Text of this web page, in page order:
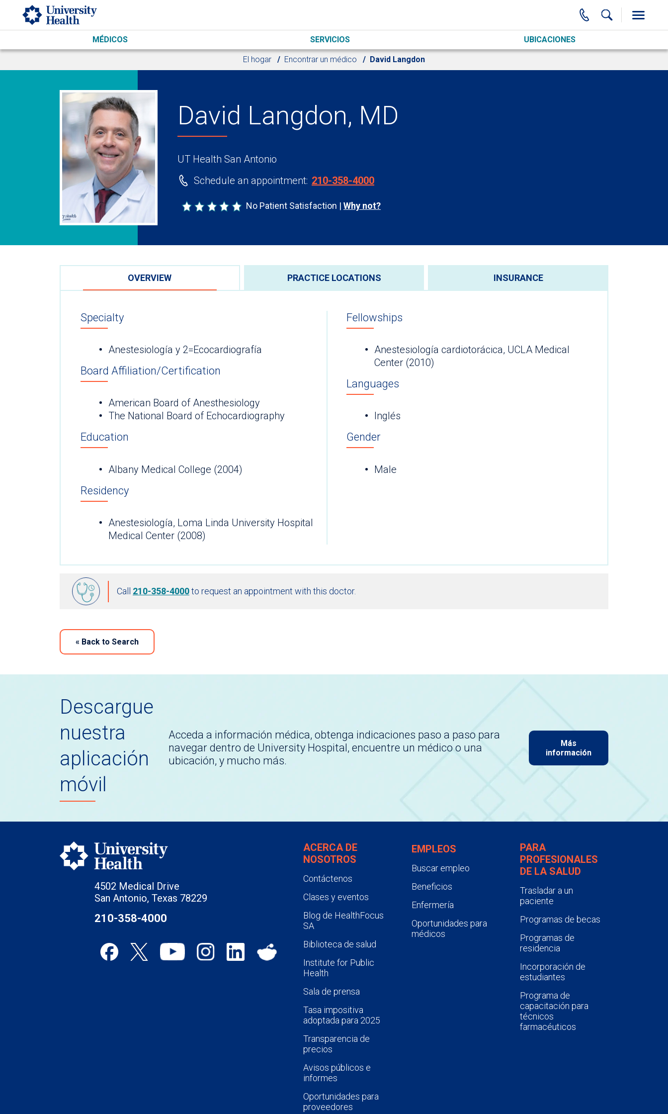
Skip to main content
MÉDICOS SERVICIOS UBICACIONES
El hogar Encontrar un médico David Langdon
David Langdon, MD
UT Health San Antonio
Schedule an appointment: 210-358-4000
No Patient Satisfaction Why not?
OVERVIEW PRACTICE LOCATIONS INSURANCE
Specialty
Anestesiología y 2=Ecocardiografía
Board Affiliation/Certification
American Board of Anesthesiology
The National Board of Echocardiography
Education
Albany Medical College (2004)
Residency
Anestesiología, Loma Linda University Hospital
Medical Center (2008)
Fellowships
Anestesiología cardiotorácica, UCLA Medical
Center (2010)
Languages
Inglés
Gender
Male
Call 210-358-4000to request an appointment with this doctor.
« Back to Search
Descargue
nuestra
aplicación
móvil
Acceda a información médica, obtenga indicaciones paso a paso para
navegar dentro de University Hospital, encuentre un médico o una
ubicación, y mucho más.
Más
información
4502 Medical Drive
San Antonio, Texas 78229
210-358-4000
ACERCA DE
NOSOTROS
Contáctenos
Clases y eventos
Blog de HealthFocus
SA
Biblioteca de salud
Institute for Public
Health
Sala de prensa
Tasa impositiva
adoptada para 2025
Transparencia de
precios
Avisos públicos e
informes
Oportunidades para
proveedores
EMPLEOS
Buscar empleo
Beneficios
Enfermería
Oportunidades para
médicos
PARA
PROFESIONALES
DE LA SALUD
Trasladar a un
paciente
Programas de becas
Programas de
residencia
Incorporación de
estudiantes
Programa de
capacitación para
técnicos
farmacéuticos